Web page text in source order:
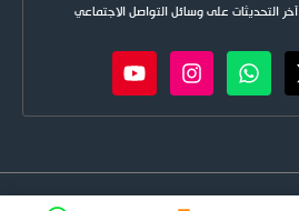
التحديثات على وسائل التواصل الاجتماعي